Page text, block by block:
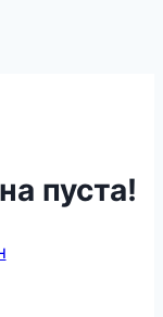
пуста!